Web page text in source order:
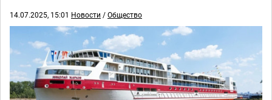
14.07.2025, 15:01 Новости /Общество